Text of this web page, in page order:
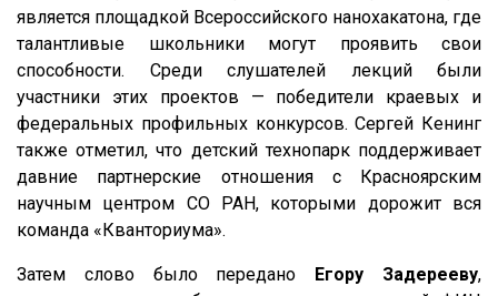
является площадкой Всероссийского нанохакатона, где
талантливые школьники могут проявить свои
способности. Среди слушателей лекций были
участники этих проектов — победители краевых и
федеральных профильных конкурсов. Сергей Кенинг
также отметил, что детский технопарк поддерживает
давние партнерские отношения с Красноярским
научным центром СО РАН, которыми дорожит вся
команда «Кванториума».
Затем слово было передано Егору Задерееву,